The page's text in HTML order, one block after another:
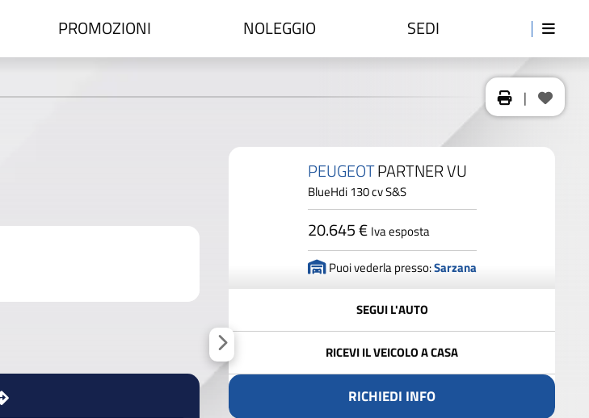
PROMOZIONI NOLEGGIO SEDI
|
PEUGEOTPARTNER VU
BlueHdi 130 cv S&S
20.645 € Iva esposta
Puoi vederla presso:Sarzana
SEGUI L'AUTO
RICEVI IL VEICOLO A CASA
RICHIEDI INFO